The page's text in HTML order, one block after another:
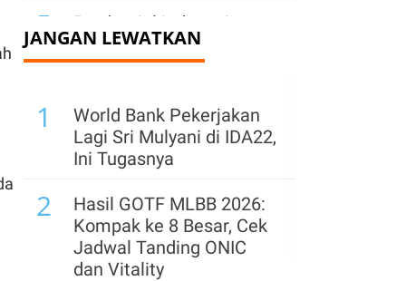
5
Prudential Indonesia
Terapkan AI Mulai Sisi
Operasional hingga
6
Saham Big Banks
Bergerak Variatif,
Sentimen Dana SAL Jadi
Penopang
Perbankan Genjot Bisnis
Wealth Management
JANGAN LEWATKAN
1
World Bank Pekerjakan
Lagi Sri Mulyani di IDA22,
Ini Tugasnya
2
Hasil GOTF MLBB 2026:
Kompak ke 8 Besar, Cek
Jadwal Tanding ONIC
dan Vitality